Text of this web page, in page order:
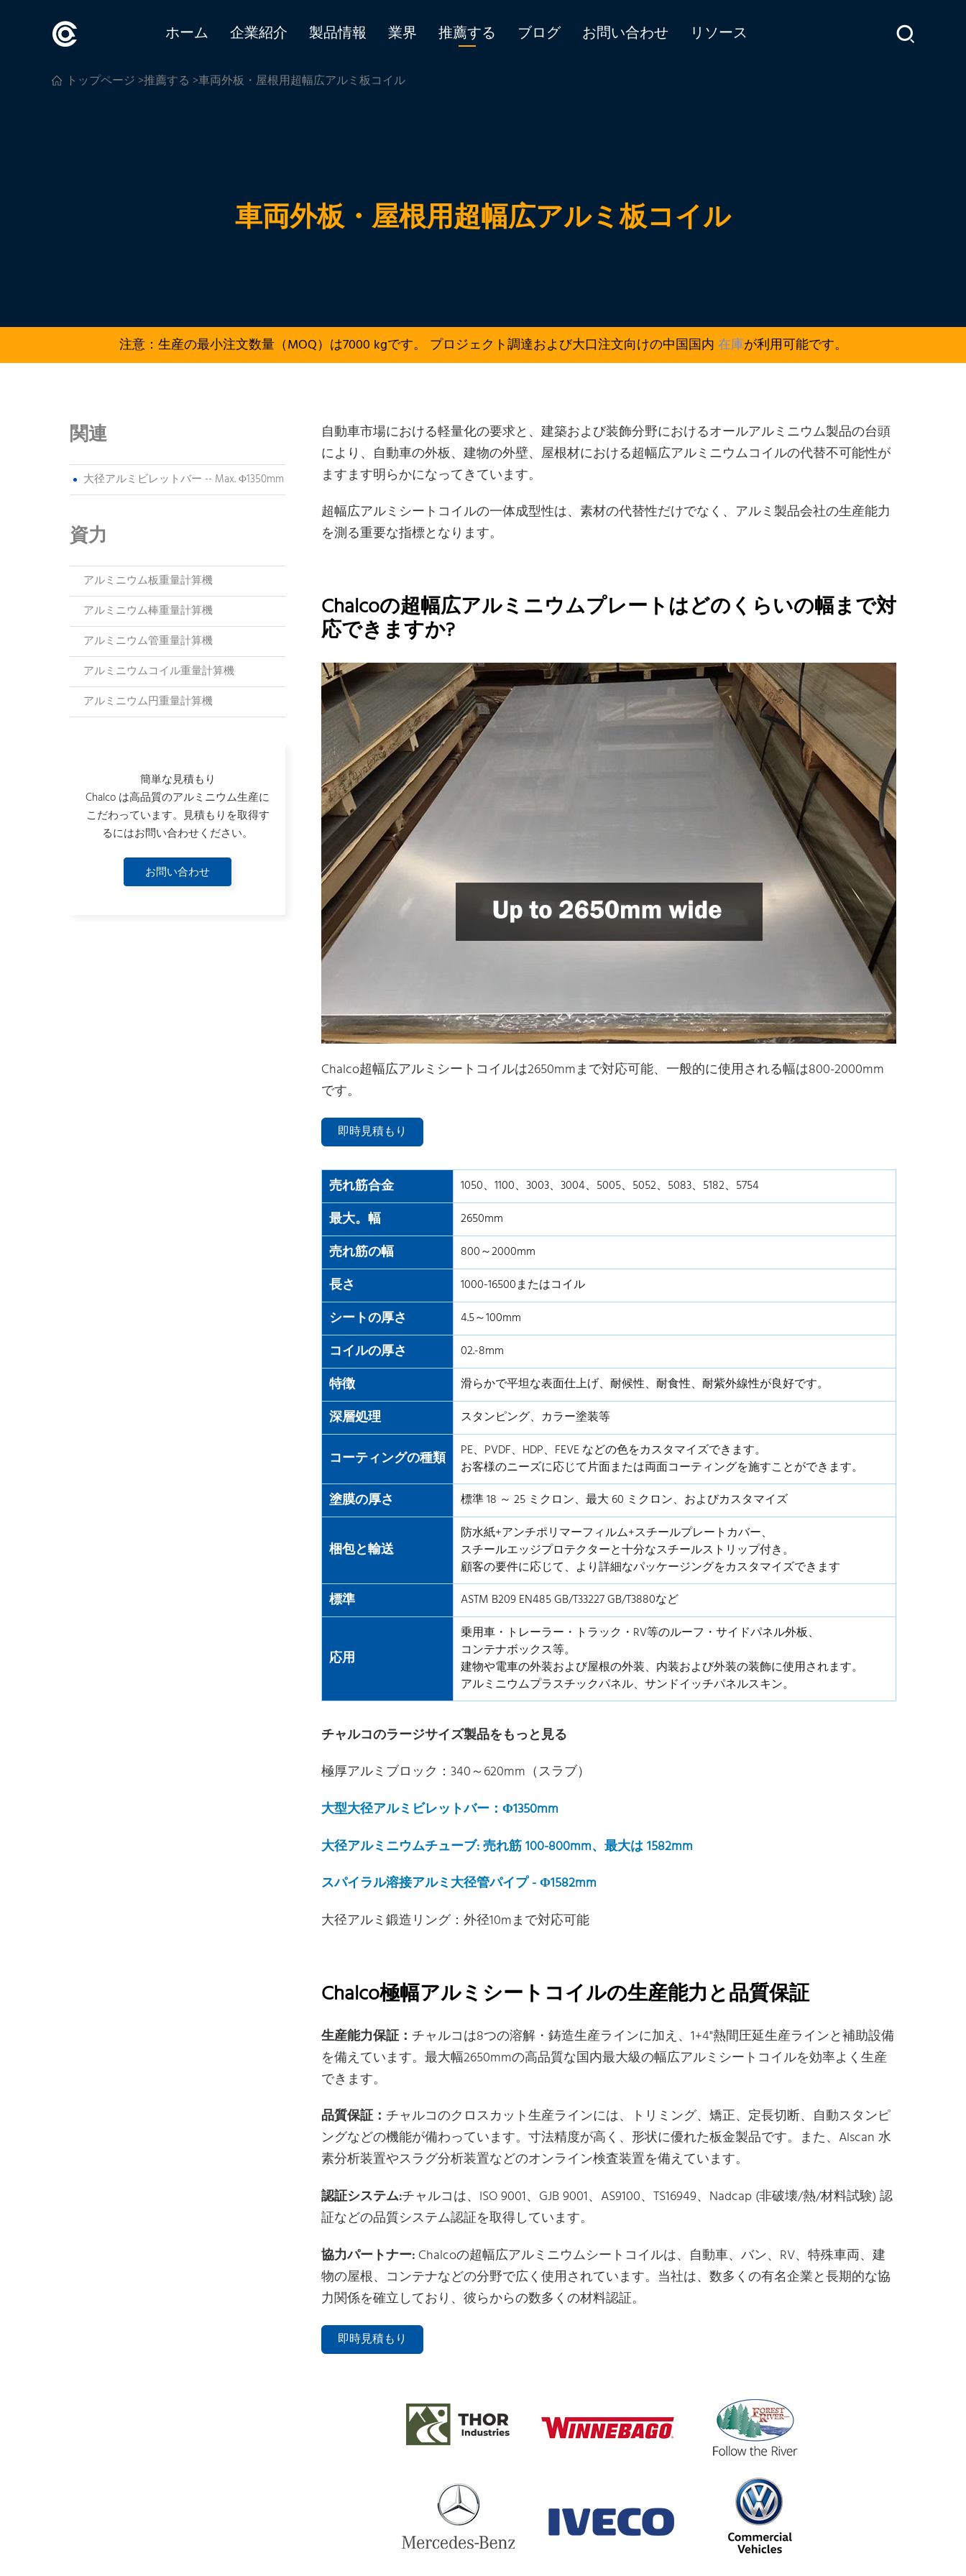
ホーム 企業紹介 製品情報 業界 推薦する ブログ お問い合わせ リソース
トップページ>推薦する >車両外板・屋根用超幅広アルミ板コイル
車両外板・屋根用超幅広アルミ板コイル
注意：生産の最小注文数量（MOQ）は7000 kgです。 プロジェクト調達および大口注文向けの中国国内 在庫が利用可能です。
関連
大径アルミビレットバー -- Max. Φ1350mm
資力
アルミニウム板重量計算機
アルミニウム棒重量計算機
アルミニウム管重量計算機
アルミニウムコイル重量計算機
アルミニウム円重量計算機
簡単な見積もり
Chalco は高品質のアルミニウム生産に
こだわっています。見積もりを取得す
るにはお問い合わせください。
お問い合わせ
自動車市場における軽量化の要求と、建築および装飾分野におけるオールアルミニウム製品の台頭
により、自動車の外板、建物の外壁、屋根材における超幅広アルミニウムコイルの代替不可能性が
ますます明らかになってきています。
超幅広アルミシートコイルの一体成型性は、素材の代替性だけでなく、アルミ製品会社の生産能力
を測る重要な指標となります。
Chalcoの超幅広アルミニウムプレートはどのくらいの幅まで対
応できますか?
Chalco超幅広アルミシートコイルは2650mmまで対応可能、一般的に使用される幅は800-2000mm
です。
即時見積もり
売れ筋合金 1050、1100、3003、3004、5005、5052、5083、5182、5754
最大。幅 2650mm
売れ筋の幅 800～2000mm
長さ 1000-16500またはコイル
シートの厚さ 4.5～100mm
コイルの厚さ 02.-8mm
特徴 滑らかで平坦な表面仕上げ、耐候性、耐食性、耐紫外線性が良好です。
深層処理 スタンピング、カラー塗装等
コーティングの種類
PE、PVDF、HDP、FEVE などの色をカスタマイズできます。
お客様のニーズに応じて片面または両面コーティングを施すことができます。
塗膜の厚さ 標準 18 ～ 25 ミクロン、最大 60 ミクロン、およびカスタマイズ
梱包と輸送
防水紙+アンチポリマーフィルム+スチールプレートカバー、
スチールエッジプロテクターと十分なスチールストリップ付き。
顧客の要件に応じて、より詳細なパッケージングをカスタマイズできます
標準 ASTM B209 EN485 GB/T33227 GB/T3880など
応用
乗用車・トレーラー・トラック・RV等のルーフ・サイドパネル外板、
コンテナボックス等。
建物や電車の外装および屋根の外装、内装および外装の装飾に使用されます。
アルミニウムプラスチックパネル、サンドイッチパネルスキン。
チャルコのラージサイズ製品をもっと見る
極厚アルミブロック：340～620mm（スラブ）
大型大径アルミビレットバー：Φ1350mm
大径アルミニウムチューブ: 売れ筋 100-800mm、最大は 1582mm
スパイラル溶接アルミ大径管パイプ - Φ1582mm
大径アルミ鍛造リング：外径10mまで対応可能
Chalco極幅アルミシートコイルの生産能力と品質保証
生産能力保証： チャルコは8つの溶解・鋳造生産ラインに加え、1+4"熱間圧延生産ラインと補助設備
を備えています。最大幅2650mmの高品質な国内最大級の幅広アルミシートコイルを効率よく生産
できます。
品質保証： チャルコのクロスカット生産ラインには、トリミング、矯正、定長切断、自動スタンピ
ングなどの機能が備わっています。寸法精度が高く、形状に優れた板金製品です。また、Alscan 水
素分析装置やスラグ分析装置などのオンライン検査装置を備えています。
認証システム:チャルコは、ISO 9001、GJB 9001、AS9100、TS16949、Nadcap (非破壊/熱/材料試験) 認
証などの品質システム認証を取得しています。
協力パートナー: Chalcoの超幅広アルミニウムシートコイルは、自動車、バン、RV、特殊車両、建
物の屋根、コンテナなどの分野で広く使用されています。当社は、数多くの有名企業と長期的な協
力関係を確立しており、彼らからの数多くの材料認証。
即時見積もり